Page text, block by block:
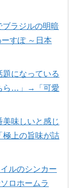
ブラジルの明暗
すぽ ～日本
になっている
ら…」→「可愛
味しいと感じ
上の旨味が詰
ルのシンカー
ロホームラ